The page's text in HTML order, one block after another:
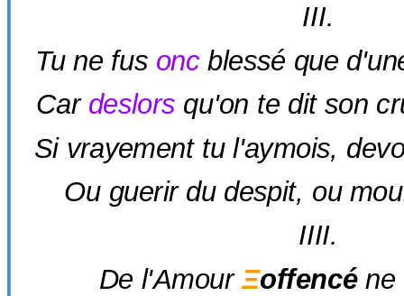
III.
Tu ne fus onc blessé que
Car deslors qu'on te dit son
Si vrayement tu l'aymois,
Ou guerir du despit, ou
IIII.
De l'Amour Ξoffencéne